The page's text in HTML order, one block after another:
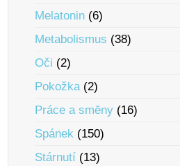
Melatonin (6)
Metabolismus (38)
Oči (2)
Pokožka(2)
Práce a smĕny (16)
Spánek (150)
Stárnutí (13)